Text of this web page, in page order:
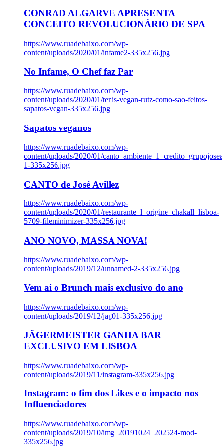
CONRAD ALGARVE APRESENTA
CONCEITO REVOLUCIONÁRIO DE SPA
https://www.ruadebaixo.com/wp-
content/uploads/2020/01/infame2-335x256.jpg
No Infame, O Chef faz Par
https://www.ruadebaixo.com/wp-
content/uploads/2020/01/tenis-vegan-rutz-como-sao-feitos-
sapatos-vegan-335x256.jpg
Sapatos veganos
https://www.ruadebaixo.com/wp-
content/uploads/2020/01/
1-335x256.jpg
CANTO de José Avillez
https://www.ruadebaixo.com/wp-
content/uploads/2020/01/restaurante_l_origine_chakall_lisboa-
5709-fileminimizer-335x256.jpg
ANO NOVO, MASSA NOVA!
https://www.ruadebaixo.com/wp-
content/uploads/2019/12/unnamed-2-335x256.jpg
Vem ai o Brunch mais exclusivo do ano
https://www.ruadebaixo.com/wp-
content/uploads/2019/12/jag01-335x256.jpg
JÄGERMEISTER GANHA BAR
EXCLUSIVO EM LISBOA
https://www.ruadebaixo.com/wp-
content/uploads/2019/11/instagram-335x256.jpg
Instagram: o fim dos Likes e o impacto nos
Influenciadores
https://www.ruadebaixo.com/wp-
content/uploads/2019/10/img_20191024_202524-mod-
335x256.jpg